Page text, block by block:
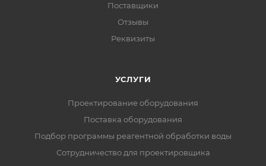
Поставщики
Отзывы
Реквизиты
УСЛУГИ
Проектирование оборудования
Поставка оборудования
Подбор программы реагентной обработки воды
Сотрудничество для проектировщика